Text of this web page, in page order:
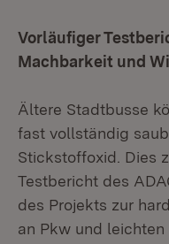
Vorläufiger
Machbarkeit und
Ältere Stadtbusse
fast vollständig
Stickstoffoxid. Dies
Testbericht des
des Projekts zur
an Pkw und